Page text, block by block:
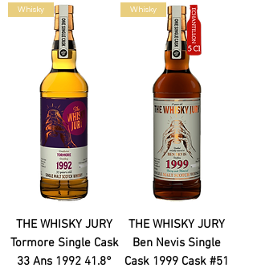
Whisky
THE WHISKY JURY
Tormore Single Cask
33 Ans 1992 41.8°
Whisky
THE WHISKY JURY
Ben Nevis Single
Cask 1999 Cask #51